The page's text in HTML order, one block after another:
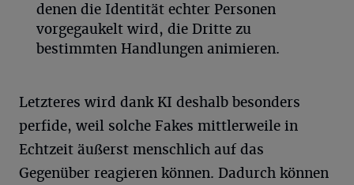
denen die Identität echter Personen
vorgegaukelt wird, die Dritte zu
bestimmten Handlungen animieren.
Letzteres wird dank KI deshalb besonders
perfide, weil solche Fakes mittlerweile in
Echtzeit äußerst menschlich auf das
Gegenüber reagieren können. Dadurch können